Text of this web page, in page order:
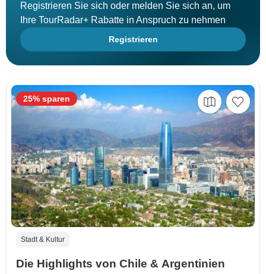
Registrieren Sie sich oder melden Sie sich an, um
Ihre TourRadar+ Rabatte in Anspruch zu nehmen
Registrieren
Stadt & Kultur
Die Highlights von Chile & Argentinien
25% sparen